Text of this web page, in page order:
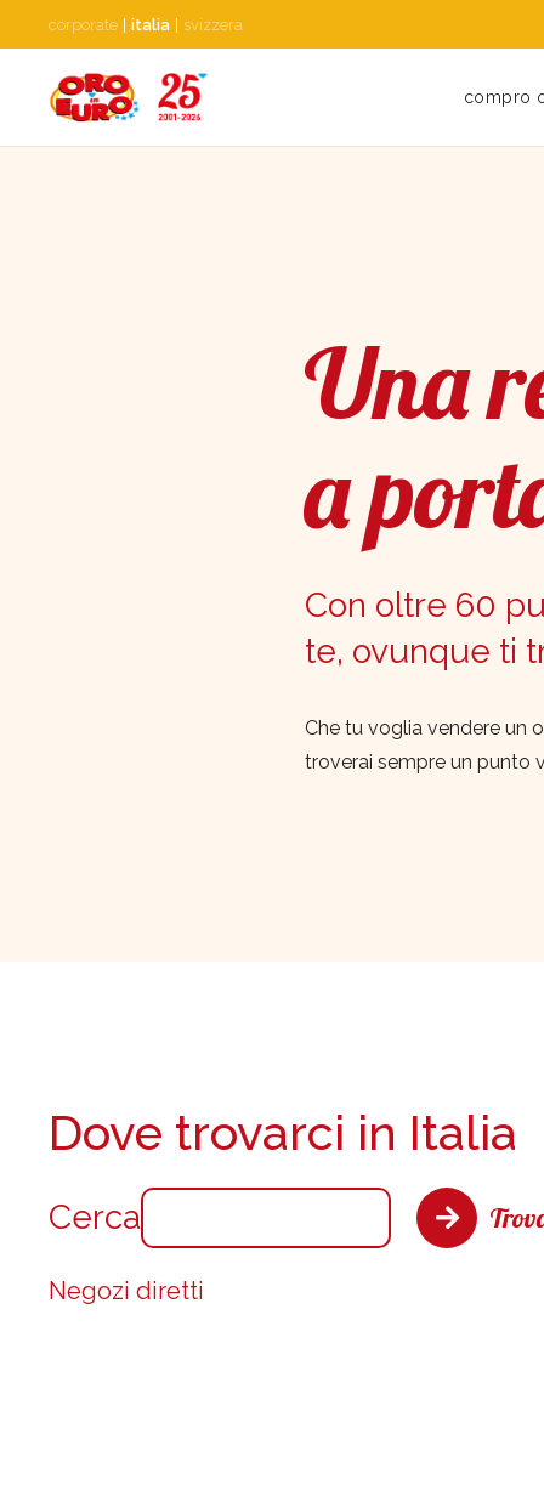
corporate italia svizzera
compro
Una
a
Con oltre 60
te, ovunque ti
Che tu voglia vendere un
troverai sempre un punto
Cerca
Dove trovarci in Italia
Negozi diretti